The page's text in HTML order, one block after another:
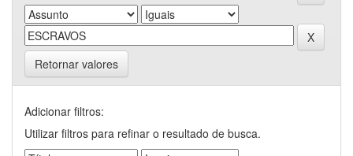
Retornar valores
Adicionar filtros:
Utilizar filtros para refinar o resultado de busca.